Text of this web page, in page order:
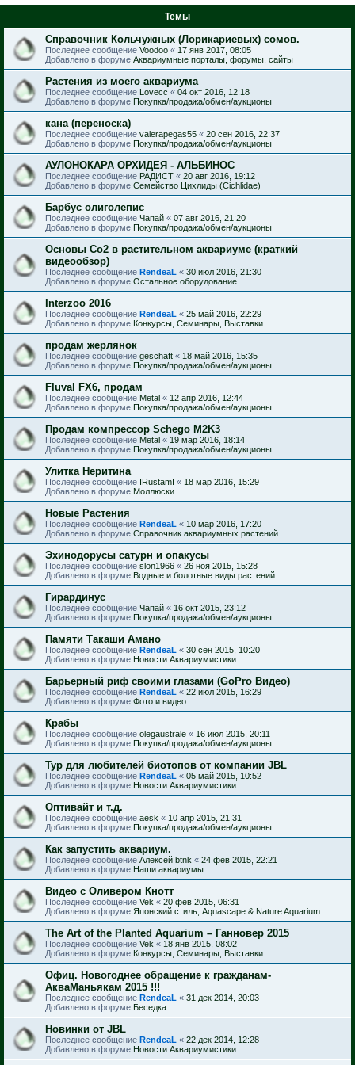
Темы
Справочник Кольчужных (Лорикариевых) сомов.
Последнее сообщение Voodoo « 17 янв 2017, 08:05
Добавлено в форуме Аквариумные порталы, форумы, сайты
Растения из моего аквариума
Последнее сообщение Lovecc « 04 окт 2016, 12:18
Добавлено в форуме Покупка/продажа/обмен/аукционы
кана (переноска)
Последнее сообщение valerapegas55 « 20 сен 2016, 22:37
Добавлено в форуме Покупка/продажа/обмен/аукционы
АУЛОНОКАРА ОРХИДЕЯ - АЛЬБИНОС
Последнее сообщение РАДИСТ « 20 авг 2016, 19:12
Добавлено в форуме Семейство Цихлиды (Cichlidae)
Барбус олиголепис
Последнее сообщение Чапай « 07 авг 2016, 21:20
Добавлено в форуме Покупка/продажа/обмен/аукционы
Основы Со2 в растительном аквариуме (краткий
видеообзор)
Последнее сообщение RendeaL « 30 июл 2016, 21:30
Добавлено в форуме Остальное оборудование
Interzoo 2016
Последнее сообщение RendeaL « 25 май 2016, 22:29
Добавлено в форуме Конкурсы, Семинары, Выставки
продам жерлянок
Последнее сообщение geschaft « 18 май 2016, 15:35
Добавлено в форуме Покупка/продажа/обмен/аукционы
Fluval FX6, продам
Последнее сообщение Metal « 12 апр 2016, 12:44
Добавлено в форуме Покупка/продажа/обмен/аукционы
Продам компрессор Schego M2K3
Последнее сообщение Metal « 19 мар 2016, 18:14
Добавлено в форуме Покупка/продажа/обмен/аукционы
Улитка Неритина
Последнее сообщение IRustamI « 18 мар 2016, 15:29
Добавлено в форуме Моллюски
Новые Растения
Последнее сообщение RendeaL « 10 мар 2016, 17:20
Добавлено в форуме Справочник аквариумных растений
Эхинодорусы сатурн и опакусы
Последнее сообщение slon1966 « 26 ноя 2015, 15:28
Добавлено в форуме Водные и болотные виды растений
Гирардинус
Последнее сообщение Чапай « 16 окт 2015, 23:12
Добавлено в форуме Покупка/продажа/обмен/аукционы
Памяти Такаши Амано
Последнее сообщение RendeaL « 30 сен 2015, 10:20
Добавлено в форуме Новости Аквариумистики
Барьерный риф своими глазами (GoPro Видео)
Последнее сообщение RendeaL « 22 июл 2015, 16:29
Добавлено в форуме Фото и видео
Крабы
Последнее сообщение olegaustrale « 16 июл 2015, 20:11
Добавлено в форуме Покупка/продажа/обмен/аукционы
Тур для любителей биотопов от компании JBL
Последнее сообщение RendeaL « 05 май 2015, 10:52
Добавлено в форуме Новости Аквариумистики
Оптивайт и т.д.
Последнее сообщение aesk « 10 апр 2015, 21:31
Добавлено в форуме Покупка/продажа/обмен/аукционы
Как запустить аквариум.
Последнее сообщение Алексей btnk « 24 фев 2015, 22:21
Добавлено в форуме Наши аквариумы
Видео с Оливером Кнотт
Последнее сообщение Vek « 20 фев 2015, 06:31
Добавлено в форуме Японский стиль, Aquascape & Nature Aquarium
The Art of the Planted Aquarium – Ганновер 2015
Последнее сообщение Vek « 18 янв 2015, 08:02
Добавлено в форуме Конкурсы, Семинары, Выставки
Офиц. Новогоднее обращение к гражданам-
АкваМаньякам 2015 !!!
Последнее сообщение RendeaL « 31 дек 2014, 20:03
Добавлено в форуме Беседка
Новинки от JBL
Последнее сообщение RendeaL « 22 дек 2014, 12:28
Добавлено в форуме Новости Аквариумистики